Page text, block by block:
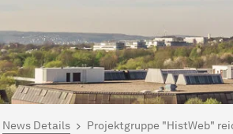
hier:
News Details Projektgruppe "HistWeb"